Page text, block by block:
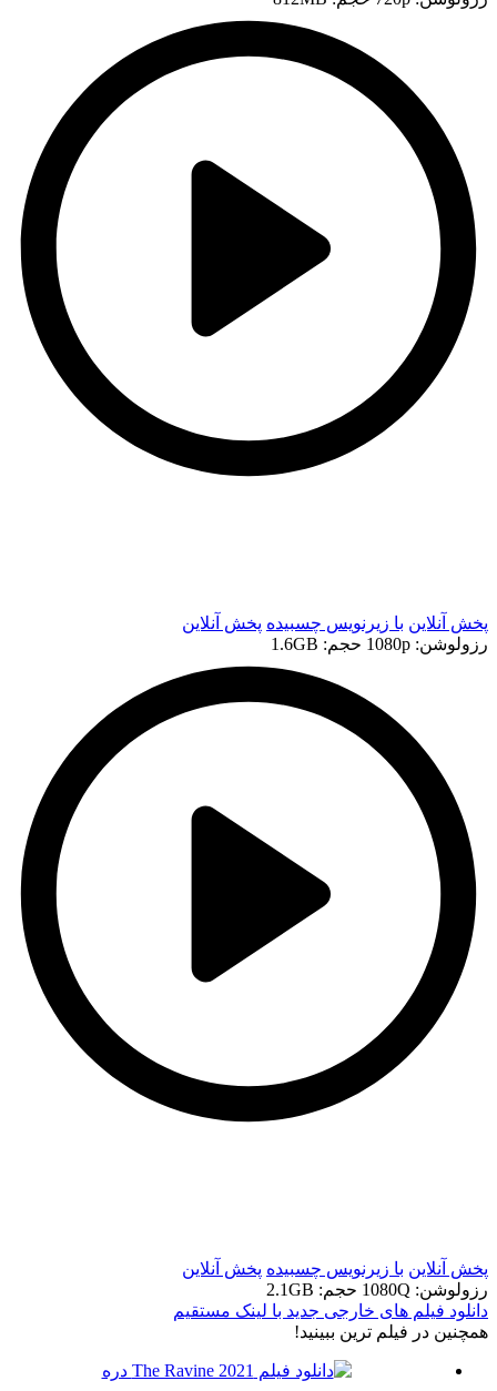
پخش آنلاین با زیرنویس چسبیده پخش آنلاین
رزولوشن: 1080p
حجم: 1.6GB
پخش آنلاین با زیرنویس چسبیده پخش آنلاین
رزولوشن: 1080Q
حجم: 2.1GB
دانلود فیلم های خارجی جدید با لینک مستقیم
همچنين در فيلم ترين ببينيد!